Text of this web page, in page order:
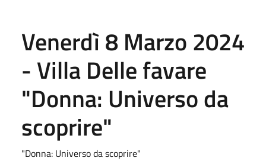
Venerdì 8 Marzo 2024
- Villa Delle favare
"Donna: Universo da
scoprire"
"Donna: Universo da scoprire"